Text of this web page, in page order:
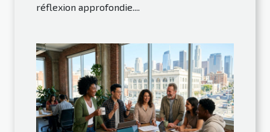
réflexion approfondie....